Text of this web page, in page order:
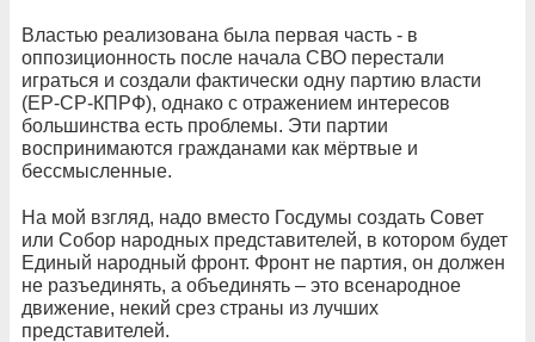
Властью реализована была первая часть - в
оппозиционность после начала СВО перестали
играться и создали фактически одну партию власти
(ЕР-СР-КПРФ), однако с отражением интересов
большинства есть проблемы. Эти партии
воспринимаются гражданами как мёртвые и
бессмысленные.
На мой взгляд, надо вместо Госдумы создать Совет
или Собор народных представителей, в котором будет
Единый народный фронт. Фронт не партия, он должен
не разъединять, а объединять – это всенародное
движение, некий срез страны из лучших
представителей.